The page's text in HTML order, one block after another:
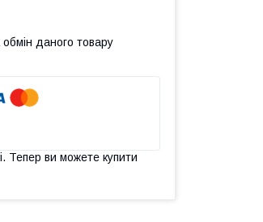
даного товару
Тепер ви можете купити